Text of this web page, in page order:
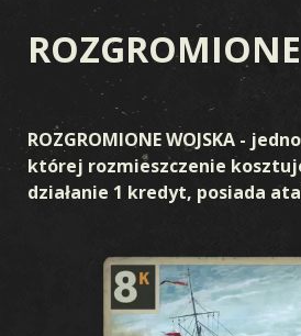
ROZGROMIONE WOJSKA -
której rozmieszczenie
działanie 1 kredyt, posiada